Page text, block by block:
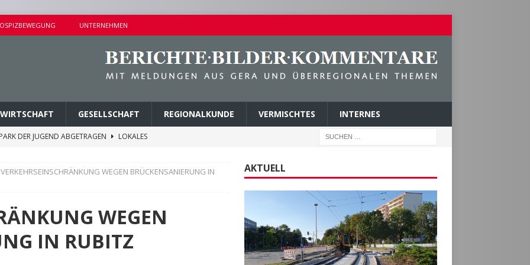
UNTERNEHMEN
WIRTSCHAFT GESELLSCHAFT REGIONALKUNDE VERMISCHTES INTERNES
DER JUGEND ABGETRAGEN
LOKALES
AM SAMSTAG
KURZMITTEILUNGEN
AM SONNTAG KURZMITTEILUNGEN
VERKEHRSEINSCHRÄNKUNG WEGEN BRÜCKENSANIERUNG IN
WEGEN
IN RUBITZ
AKTUELL